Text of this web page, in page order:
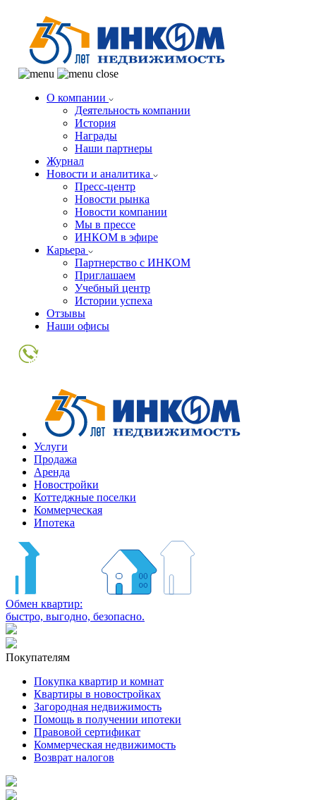
О компании
Деятельность компании
История
Награды
Наши партнеры
Журнал
Новости и аналитика
Пресс-центр
Новости рынка
Новости компании
Мы в прессе
ИНКОМ в эфире
Карьера
Партнерство с ИНКОМ
Приглашаем
Учебный центр
Истории успеха
Отзывы
Наши офисы
Услуги
Продажа
Аренда
Новостройки
Коттеджные поселки
Коммерческая
Ипотека
Обмен квартир:
быстро, выгодно, безопасно.
Покупателям
Покупка квартир и комнат
Квартиры в новостройках
Загородная недвижимость
Помощь в получении ипотеки
Правовой сертификат
Коммерческая недвижимость
Возврат налогов